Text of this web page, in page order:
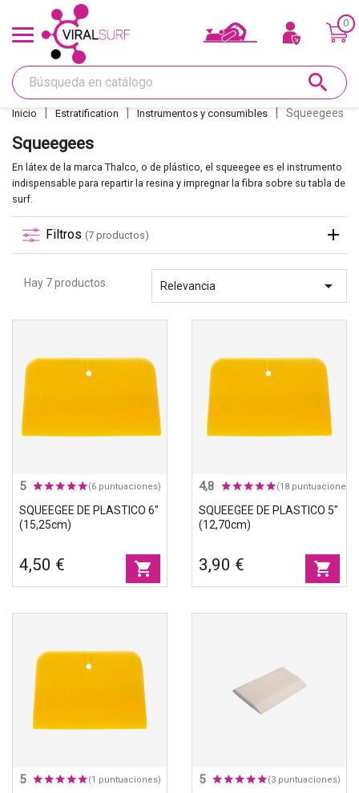
Ofertas y Tarjeta regalo
Shape
Lijar
Réparations
Quillas
Accesorios
0
search
Inicio Estratification Instrumentos y consumibles Squeegees
Squeegees
En látex de la marca Thalco, o de plástico, el squeegee es el instrumento
indispensable para repartir la resina y impregnar la fibra sobre su tabla de
surf.
Filtros (7 productos)
Hay 7 productos. Relevancia 
5 (6 puntuaciones)
SQUEEGEE DE PLASTICO 6"
(15,25cm)
4,50 € shopping_cart
4,8 (18 puntuaciones)
SQUEEGEE DE PLASTICO 5"
(12,70cm)
3,90 € shopping_cart
5 (1 puntuaciones) 5 (3 puntuaciones)